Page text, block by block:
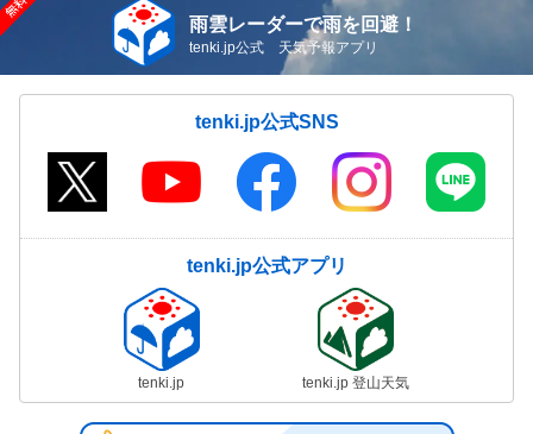
雨雲レーダーで雨を回避！
tenki.jp公式 天気予報アプリ
tenki.jp公式SNS
tenki.jp公式アプリ
tenki.jp tenki.jp 登山天気